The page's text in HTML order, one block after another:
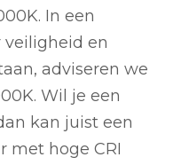
In een
en
adviseren we
Wil je een
kan juist een
met hoge CRI